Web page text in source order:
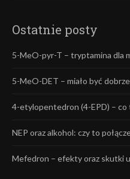
Ostatnie posty
5-MeO-pyr-T – tryptamina dla
5-MeO-DET – miało być
4-etylopentedron (4-EPD) – co
NEP oraz alkohol: czy to
Mefedron – efekty oraz skutki